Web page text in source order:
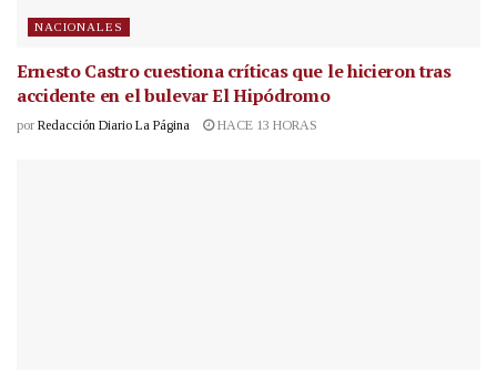
NACIONALES
Ernesto Castro cuestiona críticas que le hicieron tras
accidente en el bulevar El Hipódromo
por Redacción Diario La Página HACE 13 HORAS